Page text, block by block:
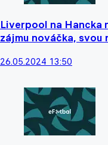
Liverpool na Hancka
zájmu nováčka, svou
26.05.2024 13:50